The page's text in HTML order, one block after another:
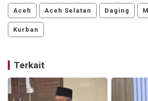
Aceh Aceh Selatan Daging
Kurban
Terkait